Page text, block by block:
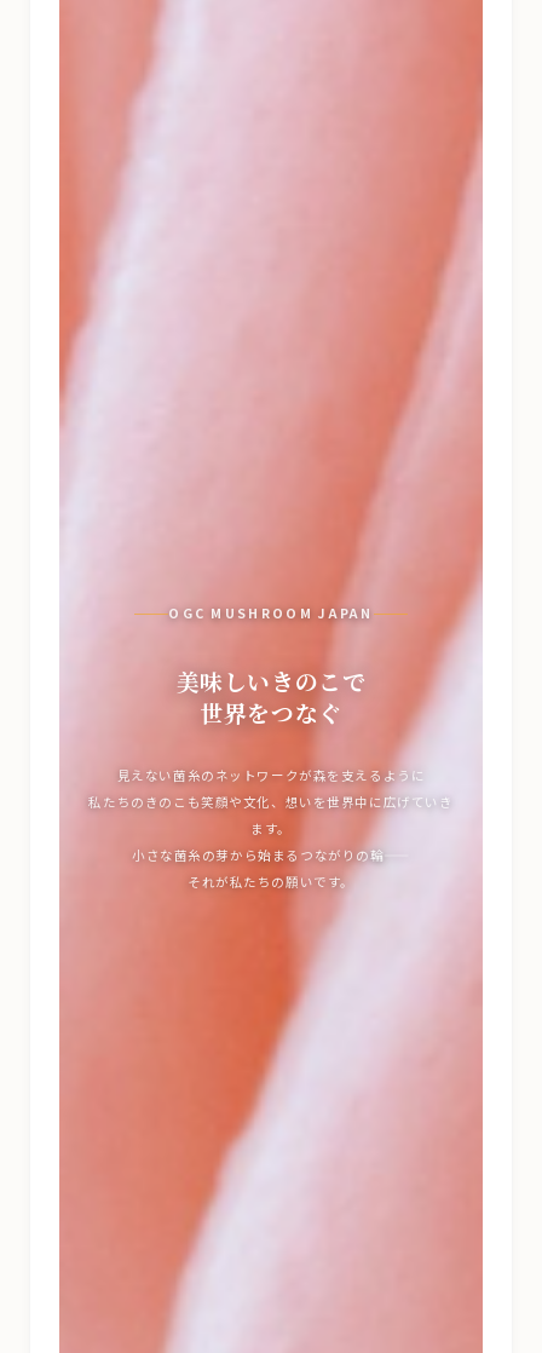
OGC MUSHROOM JAPAN
美味しいきのこで
世界をつなぐ
見えない菌糸のネットワークが森を支えるように
私たちのきのこも笑顔や文化、想いを世界中に広げていき
ます。
小さな菌糸の芽から始まるつながりの輪——
それが私たちの願いです。